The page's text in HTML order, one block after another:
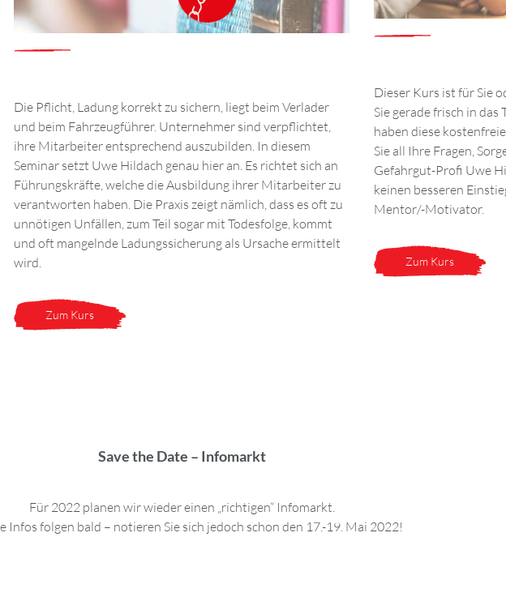
Die Pflicht, Ladung korrekt zu sichern, liegt beim Verlader
und beim Fahrzeugführer. Unternehmer sind verpflichtet,
ihre Mitarbeiter entsprechend auszubilden. In diesem
Seminar setzt Uwe Hildach genau hier an. Es richtet sich an
Führungskräfte, welche die Ausbildung ihrer Mitarbeiter zu
verantworten haben. Die Praxis zeigt nämlich, dass es oft zu
unnötigen Unfällen, zum Teil sogar mit Todesfolge, kommt
und oft mangelnde Ladungssicherung als Ursache ermittelt
wird.
Zum Kurs
Dieser Kurs ist für Sie
Sie gerade frisch in das
haben diese
Sie all Ihre Fragen,
Gefahrgut-Profi Uwe
keinen besseren
Mentor/-Motivator.
Zum Kurs
Save the Date – Infomarkt
Für 2022 planen wir wieder einen „richtigen“ Infomarkt.
Infos folgen bald – notieren Sie sich jedoch schon den 17.-19. Mai 2022!